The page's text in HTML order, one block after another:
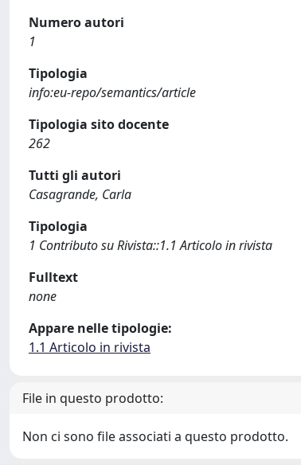
Numero autori
1
Tipologia
info:eu-repo/semantics/article
Tipologia sito docente
262
Tutti gli autori
Casagrande, Carla
Tipologia
1 Contributo su Rivista::1.1 Articolo in rivista
Fulltext
none
Appare nelle tipologie:
1.1 Articolo in rivista
File in questo prodotto:
Non ci sono file associati a questo prodotto.